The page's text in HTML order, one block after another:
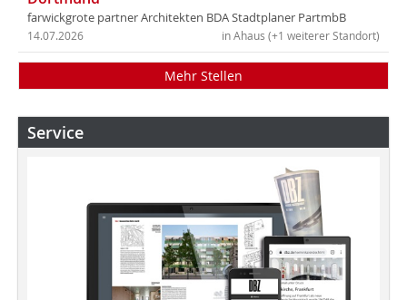
farwickgrote partner Architekten BDA Stadtplaner PartmbB
in Ahaus (+1 weiterer Standort)
14.07.2026
Mehr Stellen
Service